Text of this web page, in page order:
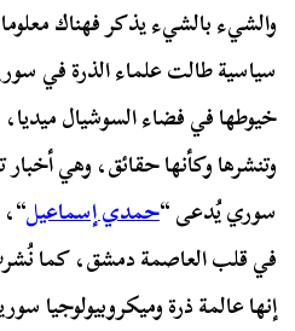
والشيء بالشيء يذكر فهناك
سياسية طالت علماء الذرة في
خيوطها في فضاء السوشيال ميديا،
وتنشرها وكأنها حقائق، وهي أخبار
سوري يُدعى “حمدي إسماعيل
في قلب العاصمة دمشق، كما
إنها عالمة ذرة وميكروبيولوجيا